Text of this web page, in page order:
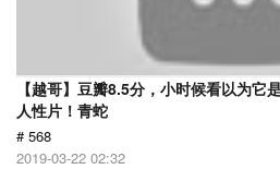
【越哥】豆瓣8.5分，小时候看以为它
人性片！青蛇
# 568
2019-03-22 02:32